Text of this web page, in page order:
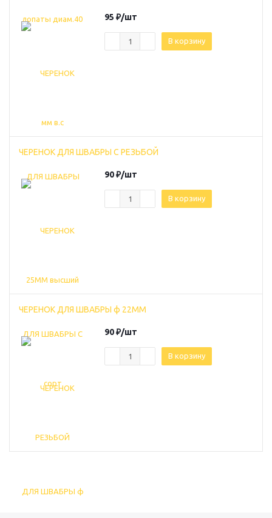
95 ₽/шт
В корзину
ЧЕРЕНОК ДЛЯ ШВАБРЫ С РЕЗЬБОЙ
90₽/шт
В корзину
ЧЕРЕНОК ДЛЯ ШВАБРЫ ф 22ММ
90₽/шт
В корзину